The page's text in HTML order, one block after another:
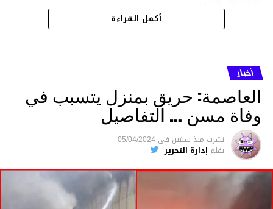
هذا وقد تمكن أعوان مركز الأمن الوطني بحي
هلال في توقيت قياسي من محاصرة المشتبه به
والقبض عليه وإحالته على التحقيق في خصوص
ما نُسبه إليه.
متابعة
قسم الاخبار
أكمل القراءة
أخبار
العاصمة: حريق بمنزل يتسبب في
وفاة مسن … التفاصيل
نشرت منذ سنتين فى 05/04/2024
بقلم إدارة التحرير